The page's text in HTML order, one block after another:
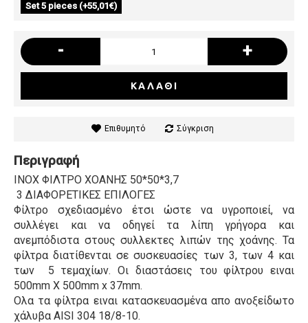
Set 5 pieces (+55,01€)
- +
ΚΑΛΆΘΙ
Επιθυμητό Σύγκριση
Περιγραφή
INOX ΦΙΛΤΡΟ ΧΟΑΝΗΣ 50*50*3,7
3 ΔΙΑΦΟΡΕΤΙΚΕΣ ΕΠΙΛΟΓΕΣ
Φίλτρο σχεδιασμένο έτσι ώστε να υγροποιεί, να
συλλέγει και να οδηγεί τα λίπη γρήγορα και
ανεμπόδιστα στους συλλεκτες λιπών της χοάνης. Τα
φίλτρα διατίθενται σε συσκευασίες των 3, των 4 και
των 5 τεμαχίων. Οι διαστάσεις του φίλτρου ειναι
500mm X 500mm x 37mm.
Ολα τα φίλτρα ειναι κατασκευασμένα απο ανοξείδωτο
χάλυβα AISI 304 18/8-10.